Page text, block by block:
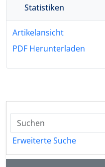
Statistiken
Artikelansicht
PDF Herunterladen
Erweiterte Suche